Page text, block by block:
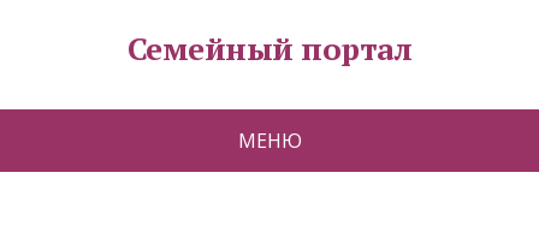
Семейный портал
МЕНЮ